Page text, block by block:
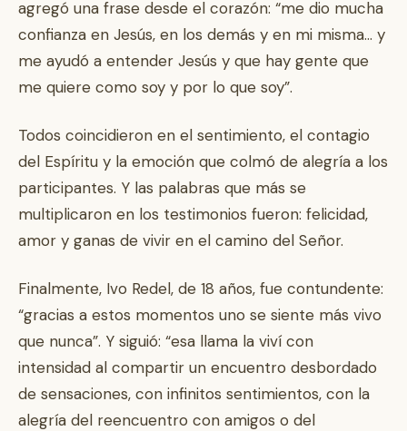
agregó una frase desde el corazón: “me dio mucha
confianza en Jesús, en los demás y en mi misma… y
me ayudó a entender Jesús y que hay gente que
me quiere como soy y por lo que soy”.
Todos coincidieron en el sentimiento, el contagio
del Espíritu y la emoción que colmó de alegría a los
participantes. Y las palabras que más se
multiplicaron en los testimonios fueron: felicidad,
amor y ganas de vivir en el camino del Señor.
Finalmente, Ivo Redel, de 18 años, fue contundente:
“gracias a estos momentos uno se siente más vivo
que nunca”. Y siguió: “esa llama la viví con
intensidad al compartir un encuentro desbordado
de sensaciones, con infinitos sentimientos, con la
alegría del reencuentro con amigos o del